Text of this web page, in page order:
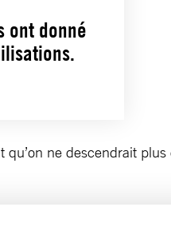
ont donné
ne descendrait